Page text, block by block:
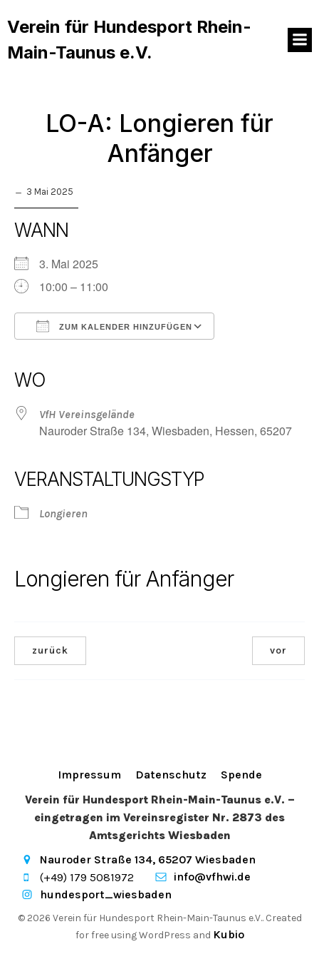
Verein für Hundesport Rhein-
Main-Taunus e.V.
LO-A: Longieren für
Anfänger
3 Mai 2025
WANN
3. Mai 2025
10:00 – 11:00
ZUM KALENDER HINZUFÜGEN
WO
VfH Vereinsgelände
Nauroder Straße 134, Wiesbaden, Hessen, 65207
VERANSTALTUNGSTYP
Longieren
Longieren für Anfänger
zurück vor
Impressum Datenschutz
Spende
Verein für Hundesport Rhein-Main-Taunus e.V. –
eingetragen im Vereinsregister Nr. 2873 des
Amtsgerichts Wiesbaden
Nauroder Straße 134, 65207 Wiesbaden
(+49) 179 5081972
info@vfhwi.de
hundesport_wiesbaden
© 2026 Verein für Hundesport Rhein-Main-Taunus e.V.. Created
for free using WordPress and Kubio